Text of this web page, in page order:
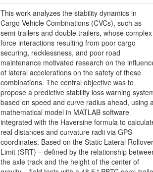
This work analyzes the stability dynamics in
Cargo Vehicle Combinations (CVCs), such as
semi-trailers and double trailers, whose complex
force interactions resulting from poor cargo
securing, recklessness, and poor road
maintenance motivated research on the
of lateral accelerations on the safety of these
combinations. The central objective was to
propose a predictive stability loss warning
based on speed and curve radius ahead, using
mathematical model in MATLAB software
integrated with the Haversine formula to
real distances and curvature radii via GPS
coordinates. Based on the Static Lateral Rollover
Limit (SRT) – defined by the relationship
the axle track and the height of the center of